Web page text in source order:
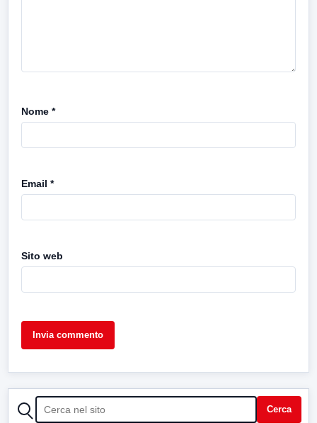
Nome *
Email *
Sito web
CERCA Cerca